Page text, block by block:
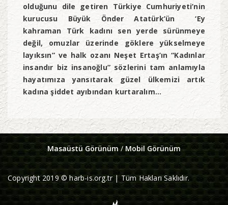
olduğunu dile getiren Türkiye Cumhuriyeti’nin
kurucusu Büyük Önder Atatürk’ün‘Ey
kahraman Türk kadını sen yerde sürünmeye
değil, omuzlar üzerinde göklere yükselmeye
layıksın” ve halk ozanı Neşet Ertaş’ın “Kadınlar
insandır biz insanoğlu” sözlerini tam anlamıyla
hayatımıza yansıtarak güzel ülkemizi artık
kadına şiddet ayıbından kurtaralım…
Masaüstü Görünüm/ Mobil Görünüm
Copyright 2019 © harb-is.org.tr | Tüm Hakları Saklıdır.